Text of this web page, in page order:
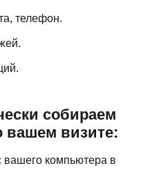
телефон.
собираем
вашем визите:
вашего компьютера в